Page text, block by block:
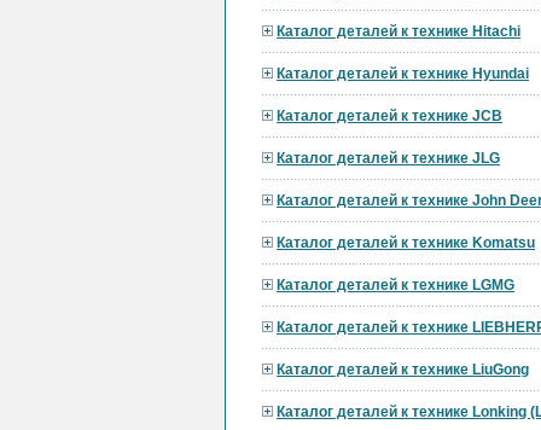
Каталог деталей к технике Hitachi
Каталог деталей к технике Hyundai
Каталог деталей к технике JCB
Каталог деталей к технике JLG
Каталог деталей к технике John
Каталог деталей к технике Komatsu
Каталог деталей к технике LGMG
Каталог деталей к технике
Каталог деталей к технике LiuGong
Каталог деталей к технике Lonking